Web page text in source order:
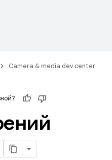
Camera & media dev center